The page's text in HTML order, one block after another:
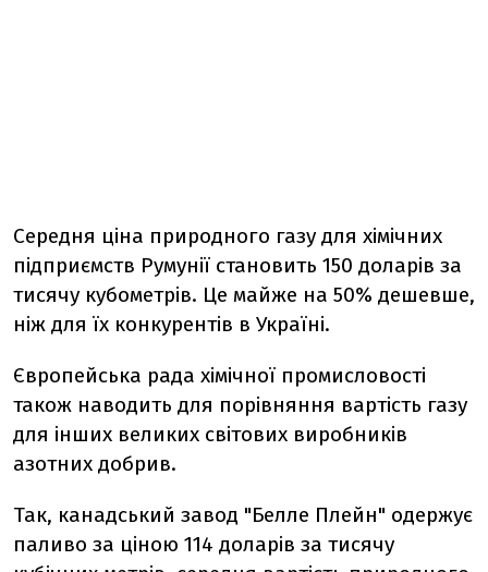
Середня ціна природного газу для хімічних
підприємств Румунії становить 150 доларів за
тисячу кубометрів. Це майже на 50% дешевше,
ніж для їх конкурентів в Україні.
Європейська рада хімічної промисловості
також наводить для порівняння вартість газу
для інших великих світових виробників
азотних добрив.
Так, канадський завод "Белле Плейн" одержує
паливо за ціною 114 доларів за тисячу